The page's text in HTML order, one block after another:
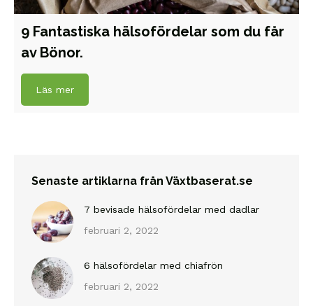
9 Fantastiska hälsofördelar som du får
av Bönor.
Läs mer
Senaste artiklarna från Växtbaserat.se
7 bevisade hälsofördelar med dadlar
februari 2, 2022
6 hälsofördelar med chiafrön
februari 2, 2022